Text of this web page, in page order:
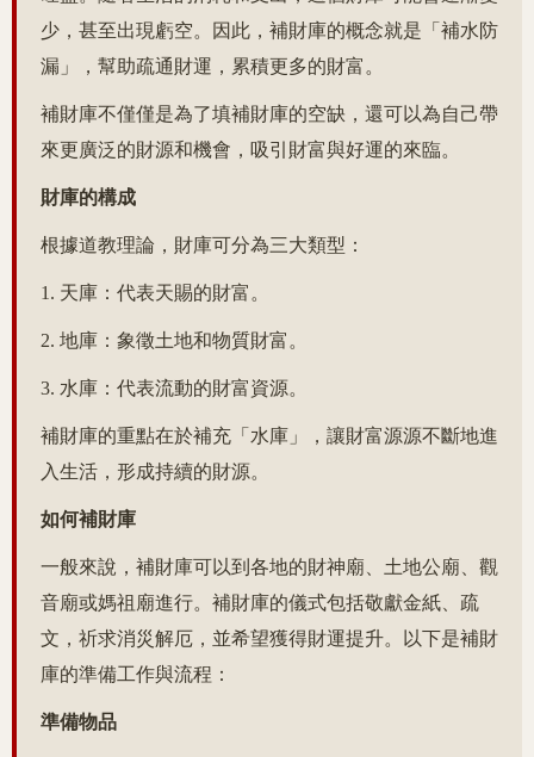
少，甚至出現虧空。因此，補財庫的概念就是「補水防
漏」，幫助疏通財運，累積更多的財富。
補財庫不僅僅是為了填補財庫的空缺，還可以為自己帶
來更廣泛的財源和機會，吸引財富與好運的來臨。
財庫的構成
根據道教理論，財庫可分為三大類型：
1. 天庫：代表天賜的財富。
2. 地庫：象徵土地和物質財富。
3. 水庫：代表流動的財富資源。
補財庫的重點在於補充「水庫」，讓財富源源不斷地進
入生活，形成持續的財源。
如何補財庫
一般來說，補財庫可以到各地的財神廟、土地公廟、觀
音廟或媽祖廟進行。補財庫的儀式包括敬獻金紙、疏
文，祈求消災解厄，並希望獲得財運提升。以下是補財
庫的準備工作與流程：
準備物品